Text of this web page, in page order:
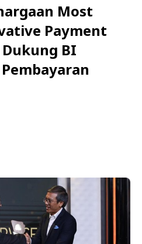
Most
Payment
BI